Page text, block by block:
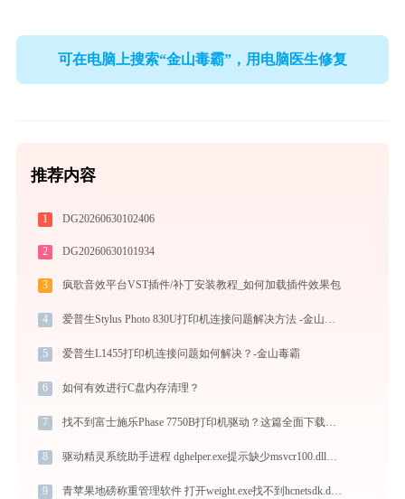
可在电脑上搜索“金山毒霸”，用电脑医生修复
推荐内容
1 DG20260630102406
2 DG20260630101934
3 疯歌音效平台VST插件/补丁安装教程_如何加载插件效果包
4 爱普生Stylus Photo 830U打印机连接问题解决方法 -金山毒霸
5 爱普生L1455打印机连接问题如何解决？-金山毒霸
6 如何有效进行C盘内存清理？
7 找不到富士施乐Phase 7750B打印机驱动？这篇全面下载安装指南帮到你
8 驱动精灵系统助手进程 dghelper.exe提示缺少msvcr100.dll文件的解决办法
9 青苹果地磅称重管理软件 打开weight.exe找不到hcnetsdk.dll怎么办